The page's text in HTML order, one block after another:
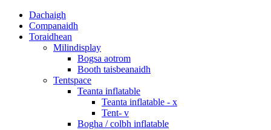
Dachaigh
Companaidh
Toraidhean
Milindisplay
Bogsa aotrom
Booth taisbeanaidh
Tentspace
Teanta inflatable
Teanta inflatable - x
Tent- v
Bogha / colbh inflatable